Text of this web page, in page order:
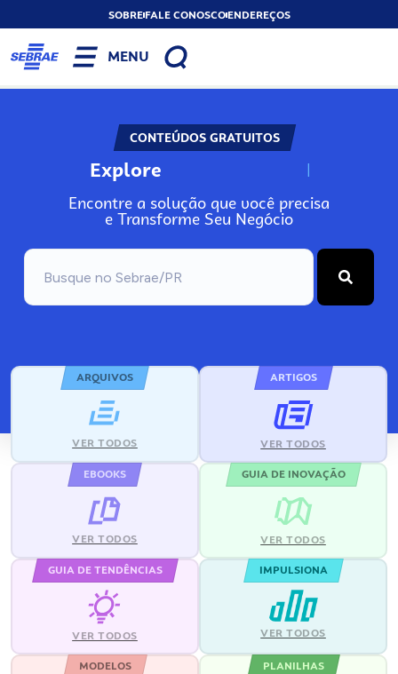
SOBREFALE CONOSCOENDEREÇOS
MENU
CONTEÚDOS GRATUITOS
Explore N
Encontre a solução que você precisa
e Transforme Seu Negócio
ARQUIVOS
VER TODOS
ARTIGOS
VER TODOS
EBOOKS
VER TODOS
GUIA DE INOVAÇÃO
VER TODOS
GUIA DE TENDÊNCIAS
VER TODOS
IMPULSIONA
VER TODOS
MODELOS PLANILHAS